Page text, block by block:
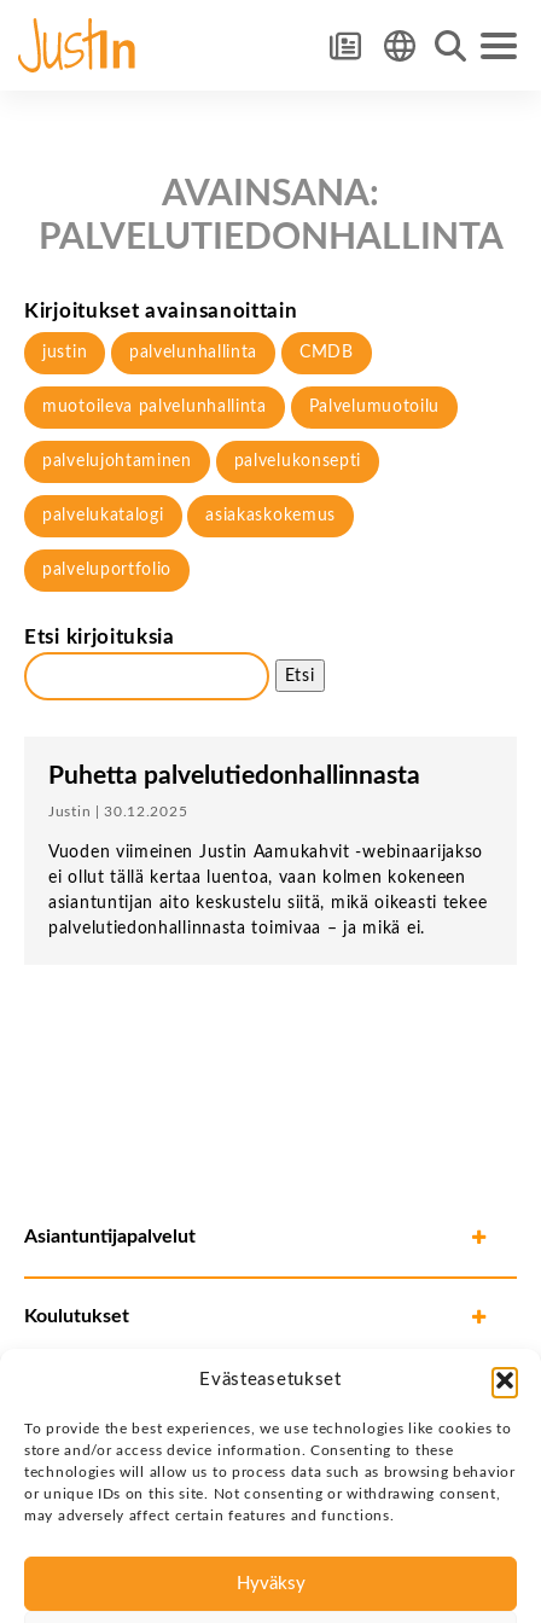
Evästeasetukset
To provide the best experiences, we use technologies like cookies to
store and/or access device information. Consenting to these
technologies will allow us to process data such as browsing behavior
or unique IDs on this site. Not consenting or withdrawing consent,
may adversely affect certain features and functions.
Hyväksy
AVAINSANA:
PALVELUTIEDONHALLINTA
Kirjoitukset avainsanoittain
justin palvelunhallinta CMDB
muotoileva palvelunhallinta Palvelumuotoilu
palvelujohtaminen palvelukonsepti
palvelukatalogi asiakaskokemus
palveluportfolio
Etsi kirjoituksia
Etsi
Puhetta palvelutiedonhallinnasta
Justin | 30.12.2025
Vuoden viimeinen Justin Aamukahvit -webinaarijakso
ei ollut tällä kertaa luentoa, vaan kolmen kokeneen
asiantuntijan aito keskustelu siitä, mikä oikeasti tekee
palvelutiedonhallinnasta toimivaa – ja mikä ei.
Asiantuntijapalvelut
Koulutukset
Tietosuojaseloste